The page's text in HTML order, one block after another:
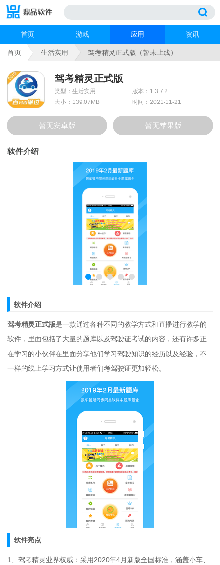
首页 游戏 应用 资讯
首页 生活实用 驾考精灵正式版（暂未上线）
驾考精灵正式版
类型：生活实用
版本：1.3.7.2
大小：139.07MB
时间：2021-11-21
暂无安卓版 暂无苹果版
软件介绍
软件介绍
驾考精灵正式版是一款通过各种不同的教学方式和直播进行教学的
软件，里面包括了大量的题库以及驾驶证考试的内容，还有许多正
在学习的小伙伴在里面分享他们学习驾驶知识的经历以及经验，不
一样的线上学习方式让使用者们考驾驶证更加轻松。
软件亮点
1、驾考精灵业界权威：采用2020年4月新版全国标准，涵盖小车、